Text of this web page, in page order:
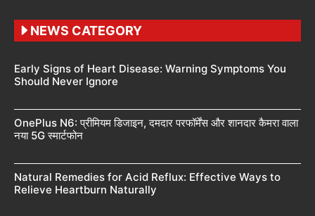
NEWS CATEGORY
Early Signs of Heart Disease: Warning Symptoms You
Should Never Ignore
OnePlus N6: प्रीमियम डिजाइन, दमदार परफॉर्मेंस और शानदार कैमरा वाला
नया 5G स्मार्टफोन
Natural Remedies for Acid Reflux: Effective Ways to
Relieve Heartburn Naturally